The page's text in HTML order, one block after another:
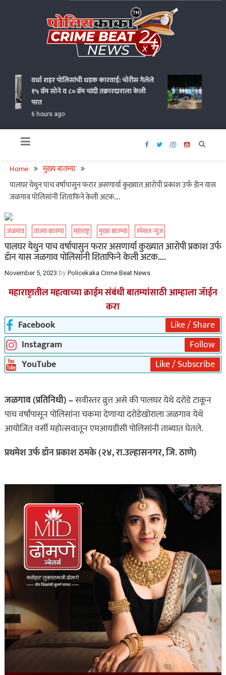
वर्धा शहर पोलिसांची धडक कारवाई: चोरीस गेलेले
१५ ग्रॅम सोने व ८० ग्रॅम चांदी तक्रारदाराला केली
परत
6 hours ago
Home
मुख्य बातम्या
पालघर येथुन पाच वर्षापासुन फरार असणार्या कुख्यात आरोपी प्रकाश उर्फ डॅान यास
जळगाव पोलिसांनी शिताफिने केली अटक….
जळगाव ताज्या बातम्या महाराष्ट्र मुख्य बातम्या स्पेशल न्यूज
पालघर येथुन पाच वर्षापासुन फरार असणार्या कुख्यात आरोपी प्रकाश उर्फ
डॅान यास जळगाव पोलिसांनी शिताफिने केली अटक….
November 5, 2023 by Policekaka Crime Beat News
महाराष्ट्रातील महत्वाच्या क्राईम संबंधी बातम्यांसाठी आम्हाला जॅाईन
करा
Facebook
Like / Share
Instagram
Follow
YouTube
Like / Subscribe
जळगाव (प्रतिनिधी) –सवीस्तर व्रुत्त असे की पालघर येथे दरोडे टाकून
पाच वर्षांपासून पोलिसांना चकमा देणाऱ्या दरोडेखोराला जळगाव येथे
आयोजित वर्सी महोत्सवातून एमआयडीसी पोलिसांनी ताब्यात घेतले.
प्रथमेश उर्फ डॉन प्रकाश ठमके (२४, रा.उल्हासनगर, जि. ठाणे)